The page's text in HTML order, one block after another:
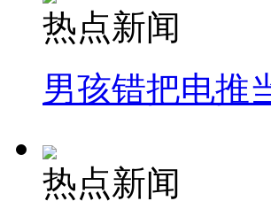
热点新闻
男孩错把电推
热点新闻